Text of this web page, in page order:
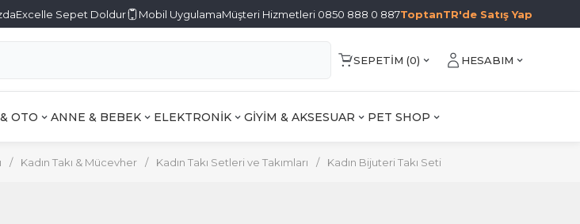
Excelle Sepet Doldur Mobil UygulamaMüşteri Hizmetleri 0850 888 0 887ToptanTR'de Satış Yap
SEPETIM (0) HESABIM
OTO ANNE & BEBEK ELEKTRONİK GİYİM & AKSESUAR PET SHOP
/ Kadın Takı & Mücevher / Kadın Takı Setleri ve Takımları / Kadın Bijuteri Takı Seti